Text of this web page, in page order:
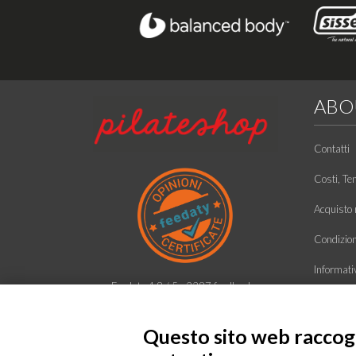
Feedaty4.8/5-2387feedbacks
Contatti
Costi,
Acquisto
Questo sito web